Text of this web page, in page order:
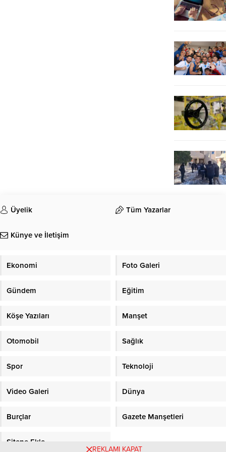
Üyelik Tüm Yazarlar
Künye ve İletişim
Ekonomi Foto Galeri
Gündem Eğitim
Köşe Yazıları Manşet
Otomobil Sağlık
Spor Teknoloji
Video Galeri Dünya
Burçlar Gazete Manşetleri
Sitene Ekle
REKLAMI KAPAT